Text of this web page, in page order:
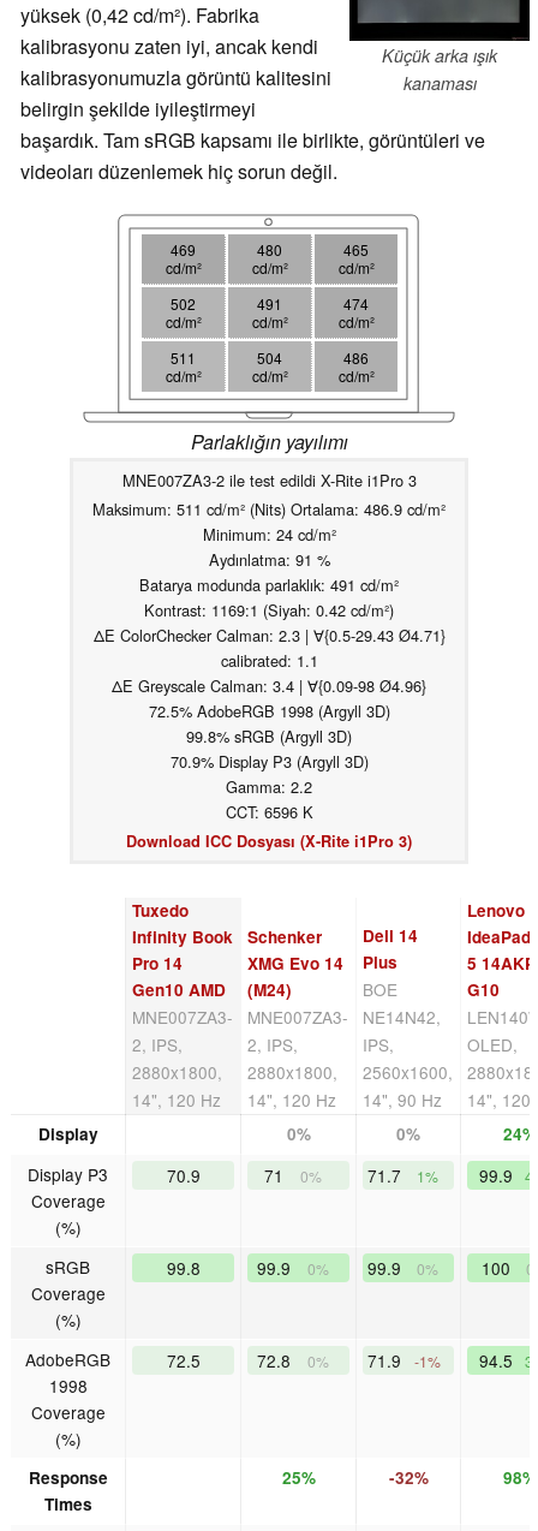
Küçük arka ışık
kanaması
yüksek (0,42 cd/m²). Fabrika
kalibrasyonu zaten iyi, ancak kendi
kalibrasyonumuzla görüntü kalitesini
belirgin şekilde iyileştirmeyi
başardık. Tam sRGB kapsamı ile birlikte, görüntüleri ve
videoları düzenlemek hiç sorun değil.
469
cd/m²
480
cd/m²
465
cd/m²
502
cd/m²
491
cd/m²
474
cd/m²
511
cd/m²
504
cd/m²
486
cd/m²
Parlaklığın yayılımı
MNE007ZA3-2 ile test edildi X-Rite i1Pro 3
Maksimum: 511 cd/m² (Nits) Ortalama: 486.9 cd/m²
Minimum: 24 cd/m²
Aydınlatma: 91 %
Batarya modunda parlaklık: 491 cd/m²
Kontrast: 1169:1 (Siyah: 0.42 cd/m²)
ΔE ColorChecker Calman: 2.3 | ∀{0.5-29.43 Ø4.71}
calibrated: 1.1
ΔE Greyscale Calman: 3.4 | ∀{0.09-98 Ø4.96}
72.5% AdobeRGB 1998 (Argyll 3D)
99.8% sRGB (Argyll 3D)
70.9% Display P3 (Argyll 3D)
Gamma: 2.2
CCT: 6596 K
Download ICC Dosyası (X-Rite i1Pro 3)
Tuxedo
Infinity Book
Pro 14
Gen10 AMD
MNE007ZA3-
2, IPS,
2880x1800,
14", 120 Hz
Schenker
XMG Evo 14
(M24)
MNE007ZA3-
2, IPS,
2880x1800,
14", 120 Hz
Dell 14
Plus
BOE
NE14N42,
IPS,
2560x1600,
14", 90 Hz
Lenovo
IdeaPad
5 14AKP
G10
OLED,
14", 120
Display 0% 0% 24%
Display P3
Coverage
(%)
70.9 71 0% 71.7 1% 99.9
sRGB
Coverage
(%)
99.8 99.9 0% 99.9 0% 100
AdobeRGB
1998
Coverage
(%)
72.5 72.8 0% 71.9 -1% 94.5
Response
Times
25% -32% 98%